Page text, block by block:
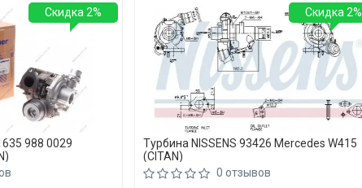
988 0029
Скидка 2%
Турбина NISSENS 93426 Mercedes W415
(CITAN)
0 отзывов
Скидка 2%